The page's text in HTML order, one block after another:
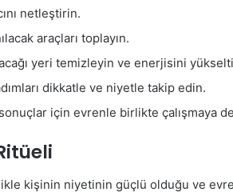
netleştirin.
araçları toplayın.
yeri temizleyin ve enerjisini
dikkatle ve niyetle takip edin.
için evrenle birlikte çalışmaya
kişinin niyetinin güçlü olduğu ve